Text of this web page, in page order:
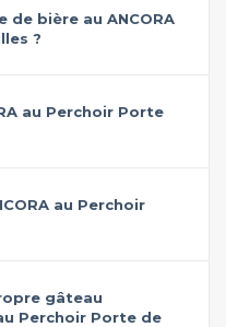
bière au ANCORA
?
au Perchoir Porte
au Perchoir
gâteau
Perchoir Porte de